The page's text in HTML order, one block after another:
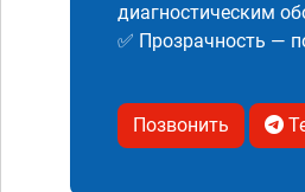
диагностическим
✅ Прозрачность —
Позвонить